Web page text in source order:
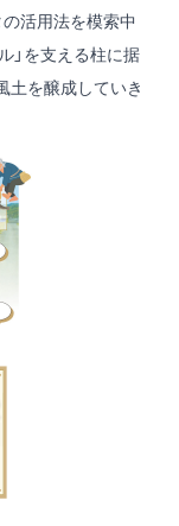
の活用法を模索中
」を支える柱に据
土を醸成していき